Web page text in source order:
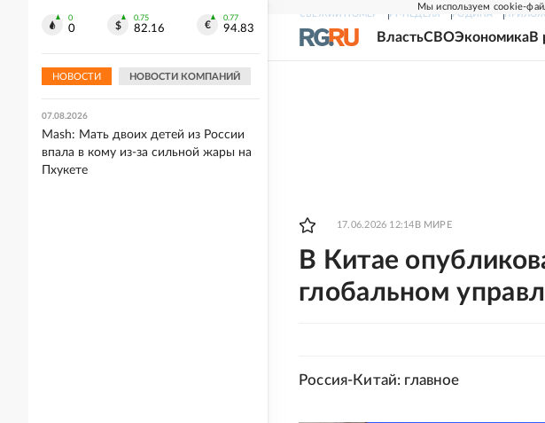
Мы используем cookie-
СВЕЖИЙ НОМЕР РГ-НЕДЕЛЯ РОДИНА
ВластьСВОЭкономикаВ
17.06.2026 12:14 В МИРЕ
В Китае
глобальном
Россия-Китай: главное
0
0
0.75
82.16
0.77
94.83
НОВОСТИ НОВОСТИ КОМПАНИЙ
07.08.2026
Второй мировой
07.08.2026
Mash: Мать двоих детей из России
впала в кому из-за сильной жары на
Пхукете